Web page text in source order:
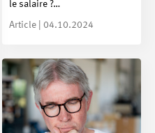
le salaire ?…
Article | 04.10.2024